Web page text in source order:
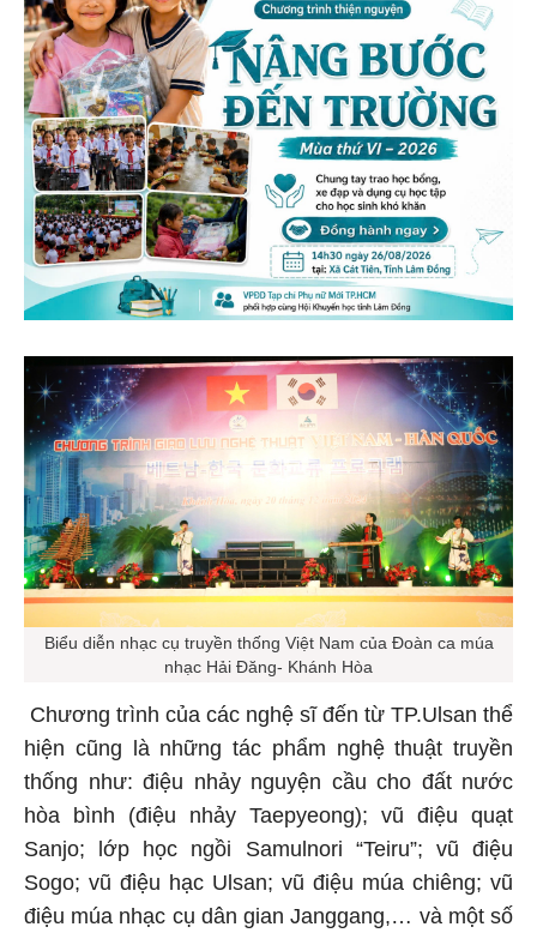
Biểu diễn nhạc cụ truyền thống Việt Nam của Đoàn ca múa
nhạc Hải Đăng- Khánh Hòa
Chương trình của các nghệ sĩ đến từ TP.Ulsan thể
hiện cũng là những tác phẩm nghệ thuật truyền
thống như: điệu nhảy nguyện cầu cho đất nước
hòa bình (điệu nhảy Taepyeong); vũ điệu quạt
Sanjo; lớp học ngồi Samulnori “Teiru”; vũ điệu
Sogo; vũ điệu hạc Ulsan; vũ điệu múa chiêng; vũ
điệu múa nhạc cụ dân gian Janggang,… và một số